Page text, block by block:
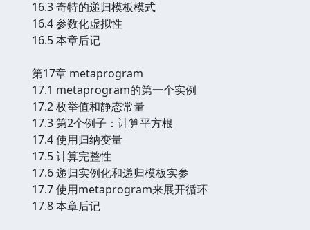
16.3 奇特的递归模板模式
16.4 参数化虚拟性
16.5 本章后记
第17章 metaprogram
17.1 metaprogram的第一个实例
17.2 枚举值和静态常量
17.3 第2个例子：计算平方根
17.4 使用归纳变量
17.5 计算完整性
17.6 递归实例化和递归模板实参
17.7 使用metaprogram来展开循环
17.8 本章后记